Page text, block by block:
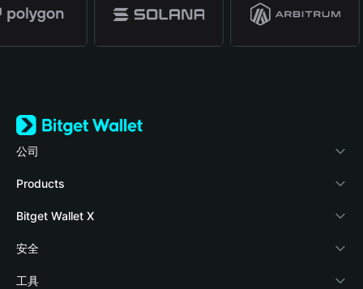
公司
關於 Bitget Wallet
部落格
學院
加密資訊
Products
Crypto Card
Stablecoin Earn
Payfi Crypto
Bitget Wallet X
開發者文件
連接錢包
安全
風險保障基金
工具